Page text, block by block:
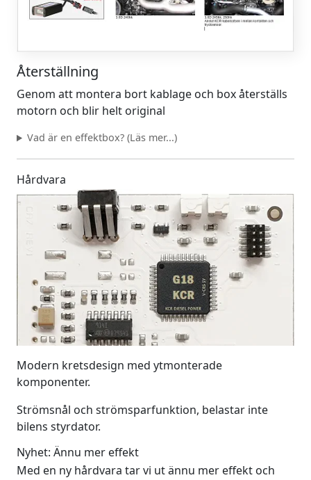
Återställning
Genom att montera bort kablage och box återställs
motorn och blir helt original
Vad är en effektbox? (Läs mer...)
Hårdvara
Modern kretsdesign med ytmonterade
komponenter.
Strömsnål och strömsparfunktion, belastar inte
bilens styrdator.
Nyhet: Ännu mer effekt
Med en ny hårdvara tar vi ut ännu mer effekt och